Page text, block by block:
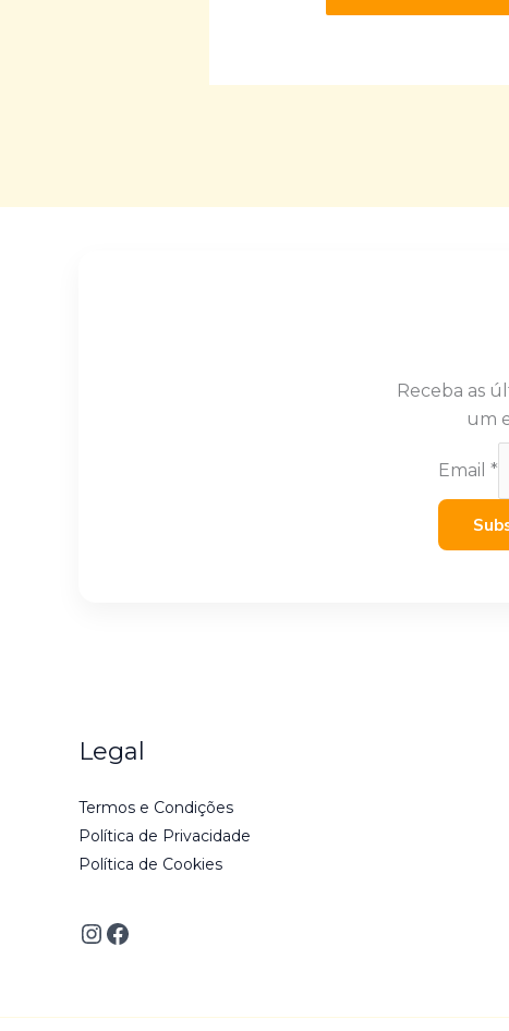
Receba as
um
Email *
Legal
Termos e Condições
Política de Privacidade
Política de Cookies